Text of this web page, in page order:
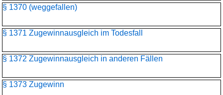
§ 1370 (weggefallen)
§ 1371 Zugewinnausgleich im Todesfall
§ 1372 Zugewinnausgleich in anderen Fällen
§ 1373 Zugewinn